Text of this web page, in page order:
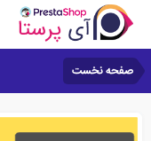
صفحه نخست